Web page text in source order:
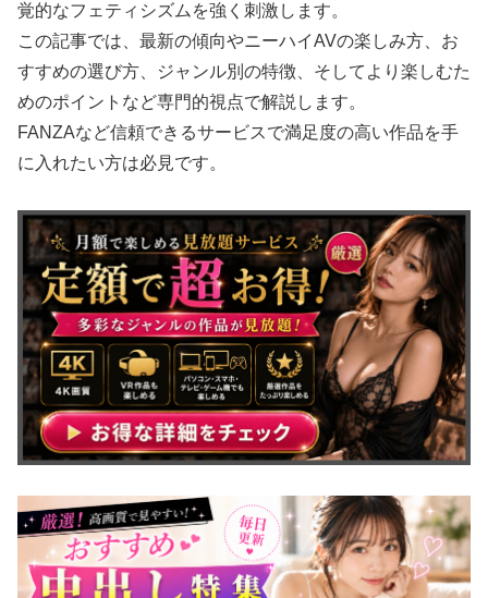
覚的なフェティシズムを強く刺激します。
この記事では、最新の傾向やニーハイAVの楽しみ方、お
すすめの選び方、ジャンル別の特徴、そしてより楽しむた
めのポイントなど専門的視点で解説します。
FANZAなど信頼できるサービスで満足度の高い作品を手
に入れたい方は必見です。